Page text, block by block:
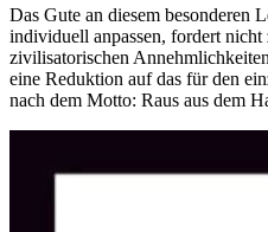
Das Gute an diesem besonderen
individuell anpassen, fordert
zivilisatorischen
eine Reduktion auf das für den
nach dem Motto: Raus aus dem